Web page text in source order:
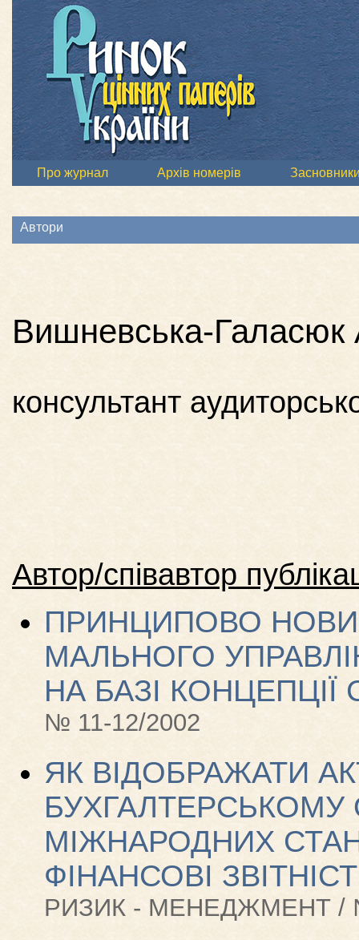
Про журнал Архів номерів
Автори
Вишневська-Галасюк
консультант
Автор/співавтор
ПРИНЦИПОВО
МАЛЬНОГО
НА БАЗІ КОНЦЕПЦІЇ
№ 11-12/2002
ЯК ВІДОБРАЖАТИ
БУХГАЛТЕРСЬКОМУ
МІЖНАРОДНИХ
ФІНАНСОВІ
РИЗИК - МЕНЕДЖМЕНТ /